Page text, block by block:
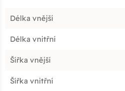
Délka vnější
Délka vnitřní
Šířka vnější
Šířka vnitřní